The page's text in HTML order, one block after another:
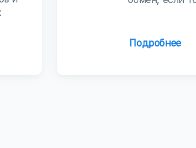
Подробнее